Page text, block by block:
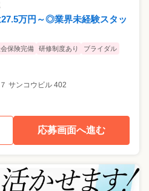
万円～◎業界未経験スタッ
保険完備 研修制度あり ブライダル
サンコウビル 402
応募画面へ進む